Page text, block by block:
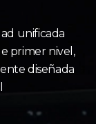
unificada
primer nivel,
diseñada